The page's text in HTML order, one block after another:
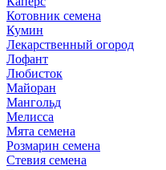
Котовник семена
Кумин
Лекарственный огород
Лофант
Любисток
Майоран
Мангольд
Мелисса
Мята семена
Розмарин семена
Стевия семена